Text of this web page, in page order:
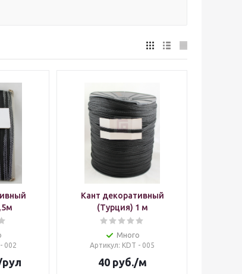
002
Кант декоративный
(Турция) 1 м
Много
Артикул: KDT - 005
40руб./м